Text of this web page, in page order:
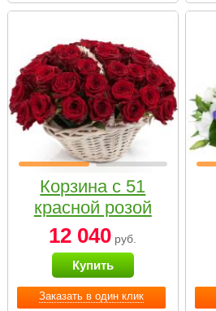
Заказать в один клик
Корзина с 51
красной розой
12 040 руб.
Купить